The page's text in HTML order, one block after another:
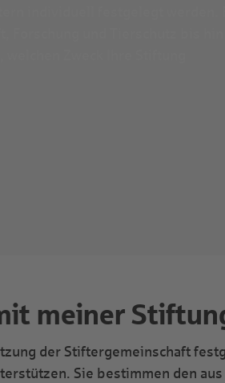
meiner
der Stiftergemeinschaft
Sie bestimmen den